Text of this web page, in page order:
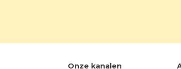
Onze kanalen